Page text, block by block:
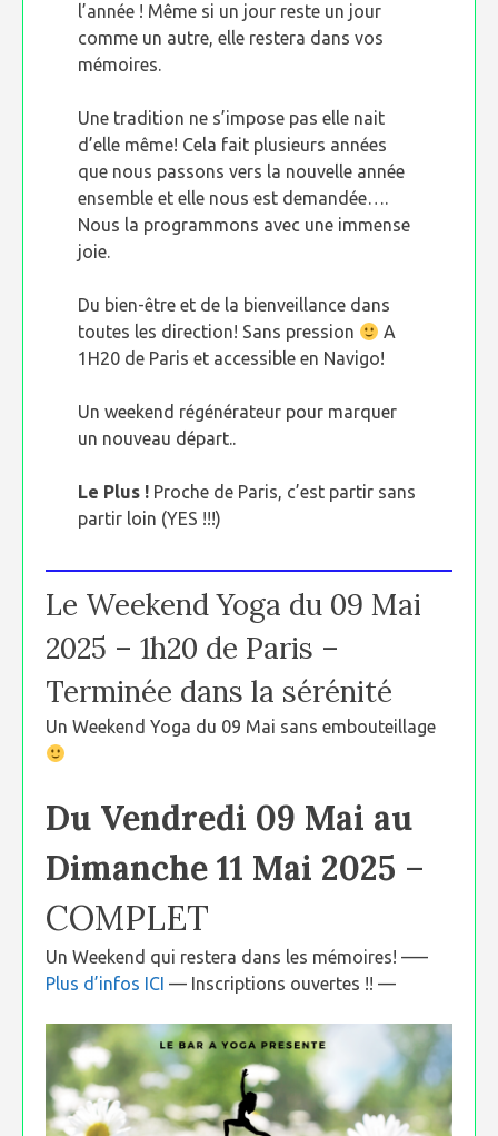
l’année ! Même si un jour reste un jour
comme un autre, elle restera dans vos
mémoires.
Une tradition ne s’impose pas elle nait
d’elle même! Cela fait plusieurs années
que nous passons vers la nouvelle année
ensemble et elle nous est demandée….
Nous la programmons avec une immense
joie.
Du bien-être et de la bienveillance dans
toutes les direction! Sans pression
A
1H20 de Paris et accessible en Navigo!
Un weekend régénérateur pour marquer
un nouveau départ..
Le Plus ! Proche de Paris, c’est partir sans
partir loin (YES !!!)
Le Weekend Yoga du 09 Mai
2025 – 1h20 de Paris –
Terminée dans la sérénité
Un Weekend Yoga du 09 Mai sans embouteillage
Du Vendredi 09 Mai au
Dimanche 11 Mai 2025 –
COMPLET
Un Weekend qui restera dans les mémoires! —–
Plus d’infos ICI — Inscriptions ouvertes !! —